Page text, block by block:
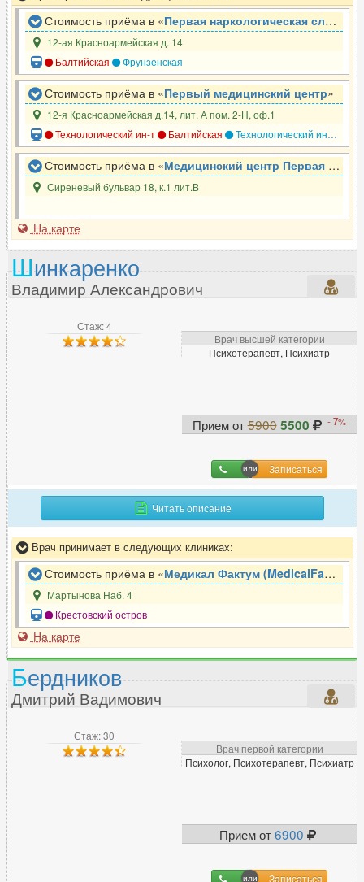
Стоимость приёма в «Первая наркологическая служба »
12-ая Красноармейская д. 14
Балтийская
Фрунзенская
Стоимость приёма в «Первый медицинский центр»
12-я Красноармейская д.14, лит. А пом. 2-Н, оф.1
Технологический ин-т
Балтийская Технологический ин-т
Стоимость приёма в «Медицинский центр Первая служба
Сиреневый бульвар 18, к.1 лит.В
На карте
Стаж: 4
Врач высшей категории
Психотерапевт, Психиатр
Прием от5900 5500 -7%
Записаться
Шинкаренко
Владимир Александрович
Читать описание
Врач принимает в следующих клиниках:
Стоимость приёма в «Медикал Фактум (MedicalFactum) »
Мартынова Наб. 4
Крестовский остров
На карте
Стаж: 30
Врач первой категории
Психолог, Психотерапевт, Психиатр
Прием от6900
Записаться
Бердников
Дмитрий Вадимович